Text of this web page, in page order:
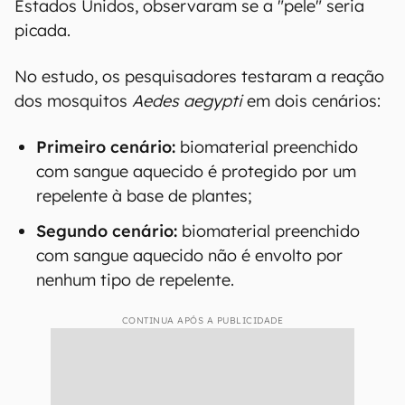
Estados Unidos, observaram se a "pele" seria
picada.
No estudo, os pesquisadores testaram a reação
dos mosquitos Aedes aegyptiem dois cenários:
Primeiro cenário: biomaterial preenchido
com sangue aquecido é protegido por um
repelente à base de plantes;
Segundo cenário: biomaterial preenchido
com sangue aquecido não é envolto por
nenhum tipo de repelente.
CONTINUA APÓS A PUBLICIDADE